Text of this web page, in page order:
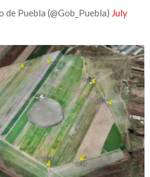
de Puebla (@Gob_Puebla) July